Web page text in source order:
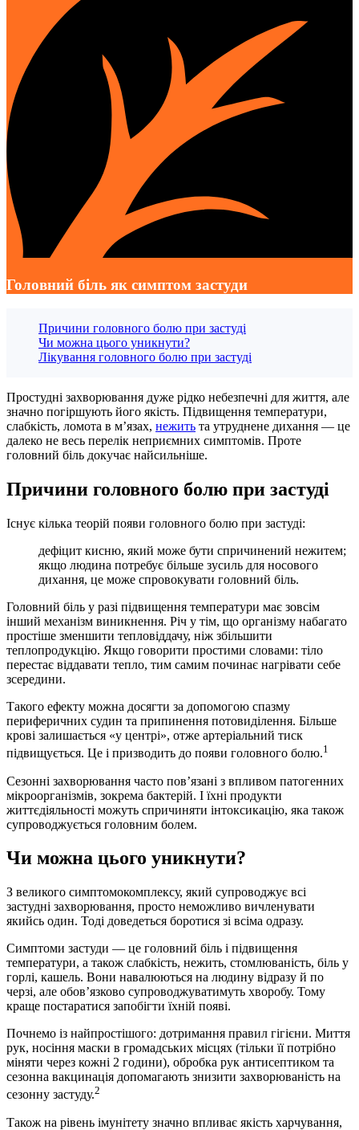
Головний біль як симптом застуди
Причини головного болю при застуді
Чи можна цього уникнути?
Лікування головного болю при застуді
Простудні захворювання дуже рідко небезпечні для життя, але
значно погіршують його якість. Підвищення температури,
слабкість, ломота в м’язах, нежить та утруднене дихання — це
далеко не весь перелік неприємних симптомів. Проте
головний біль докучає найсильніше.
Причини головного болю при застуді
Існує кілька теорій появи головного болю при застуді:
дефіцит кисню, який може бути спричинений нежитем;
якщо людина потребує більше зусиль для носового
дихання, це може спровокувати головний біль.
Головний біль у разі підвищення температури має зовсім
інший механізм виникнення. Річ у тім, що організму набагато
простіше зменшити тепловіддачу, ніж збільшити
теплопродукцію. Якщо говорити простими словами: тіло
перестає віддавати тепло, тим самим починає нагрівати себе
зсередини.
Такого ефекту можна досягти за допомогою спазму
периферичних судин та припинення потовиділення. Більше
крові залишається «у центрі», отже артеріальний тиск
підвищується. Це і призводить до появи головного болю.1
Сезонні захворювання часто пов’язані з впливом патогенних
мікроорганізмів, зокрема бактерій. І їхні продукти
життєдіяльності можуть спричиняти інтоксикацію, яка також
супроводжується головним болем.
Чи можна цього уникнути?
З великого симптомокомплексу, який супроводжує всі
застудні захворювання, просто неможливо вичленувати
якийсь один. Тоді доведеться боротися зі всіма одразу.
Симптоми застуди — це головний біль і підвищення
температури, а також слабкість, нежить, стомлюваність, біль у
горлі, кашель. Вони навалюються на людину відразу й по
черзі, але обов’язково супроводжуватимуть хворобу. Тому
краще постаратися запобігти їхній появі.
Почнемо із найпростішого: дотримання правил гігієни. Миття
рук, носіння маски в громадських місцях (тільки її потрібно
міняти через кожні 2 години), обробка рук антисептиком та
сезонна вакцинація допомагають знизити захворюваність на
сезонну застуду.2
Також на рівень імунітету значно впливає якість харчування,